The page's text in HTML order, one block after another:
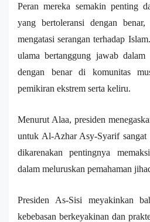
Peran mereka semakin penting
yang bertoleransi dengan benar,
mengatasi seranganterhadap Islam
ulamabertanggung jawab dalam
dengan benar di komunitas m
pemikiran ekstrem serta keliru.
Menurut Alaa, presiden
untuk Al-Azhar Asy-Syarif sangat
dikarenakan pentingnya
dalam meluruskan pemahaman
Presiden As-Sisi meyakinkan
kebebasan berkeyakinan dan